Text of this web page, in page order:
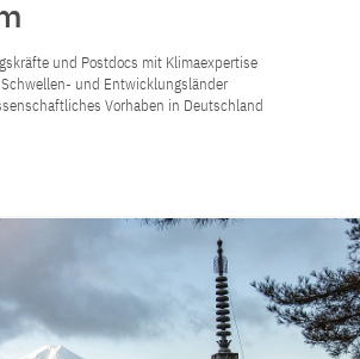
und Postdocs mit Klimaexpertise
und Entwicklungsländer
Vorhaben in Deutschland